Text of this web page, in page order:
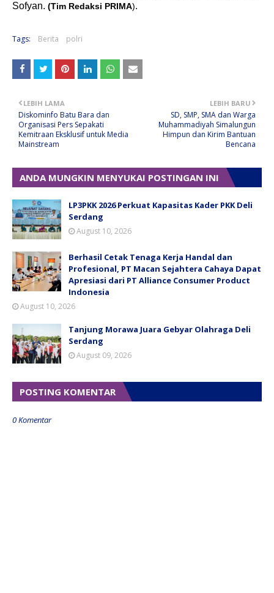
Sofyan. (Tim Redaksi PRIMA).
Tags: Berita polri
LEBIH BARU
SD, SMP, SMA dan Warga
Muhammadiyah Simalungun
Himpun dan Kirim Bantuan
Bencana
LEBIH LAMA
Diskominfo Batu Bara dan
Organisasi Pers Sepakati
Kemitraan Eksklusif untuk Media
Mainstream
ANDA MUNGKIN MENYUKAI POSTINGAN INI
LP3PKK 2026 Perkuat Kapasitas Kader PKK Deli
Serdang
August 10, 2026
Berhasil Cetak Tenaga Kerja Handal dan
Profesional, PT Macan Sejahtera Cahaya Dapat
Apresiasi dari PT Alliance Consumer Product
Indonesia
August 10, 2026
Tanjung Morawa Juara Gebyar Olahraga Deli
Serdang
August 09, 2026
POSTING KOMENTAR
0 Komentar